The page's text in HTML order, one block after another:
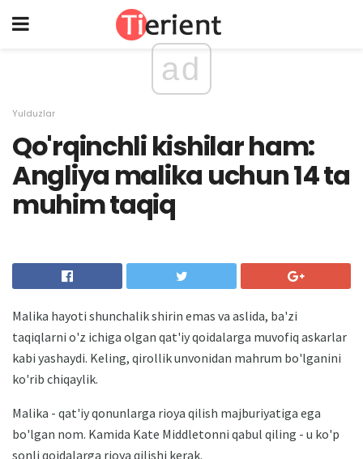
ad
Yulduzlar
Qo'rqinchli kishilar ham:
Angliya malika uchun 14 ta
muhim taqiq
Malika hayoti shunchalik shirin emas va aslida, ba'zi
taqiqlarni o'z ichiga olgan qat'iy qoidalarga muvofiq askarlar
kabi yashaydi. Keling, qirollik unvonidan mahrum bo'lganini
ko'rib chiqaylik.
Malika - qat'iy qonunlarga rioya qilish majburiyatiga ega
bo'lgan nom. Kamida Kate Middletonni qabul qiling - u ko'p
sonli qoidalarga rioya qilishi kerak.